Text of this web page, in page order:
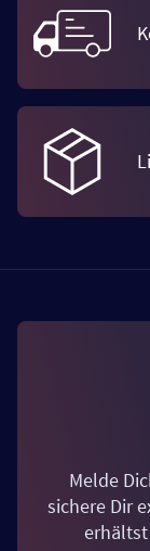
Melde
sichere Dir
erhältst